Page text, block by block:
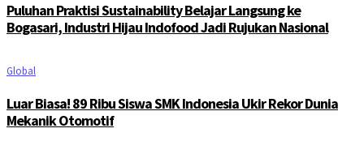
Puluhan Praktisi Sustainability Belajar Langsung ke
Bogasari, Industri Hijau Indofood Jadi Rujukan Nasional
Global
Luar Biasa! 89 Ribu Siswa SMK Indonesia Ukir Rekor Dunia
Mekanik Otomotif